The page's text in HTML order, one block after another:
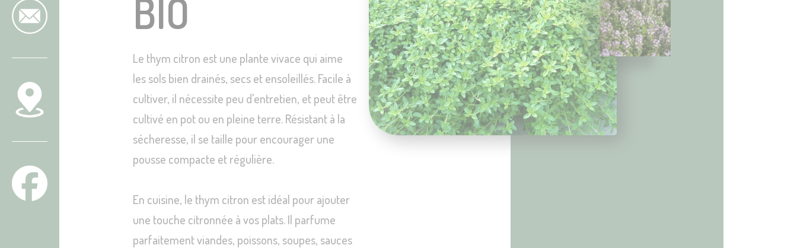
Contact
visite
BIO
Le thym citron est une plante vivace qui aime
les sols bien drainés, secs et ensoleillés. Facile à
cultiver, il nécessite peu d'entretien, et peut être
cultivé en pot ou en pleine terre. Résistant à la
sécheresse, il se taille pour encourager une
pousse compacte et régulière.
En cuisine, le thym citron est idéal pour ajouter
une touche citronnée à vos plats. Il parfume
parfaitement viandes, poissons, soupes, sauces